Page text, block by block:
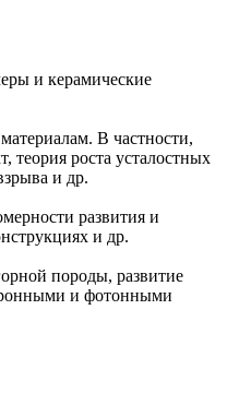
и керамические
В частности,
роста усталостных
и др.
развития и
и др.
породы, развитие
и фотонными